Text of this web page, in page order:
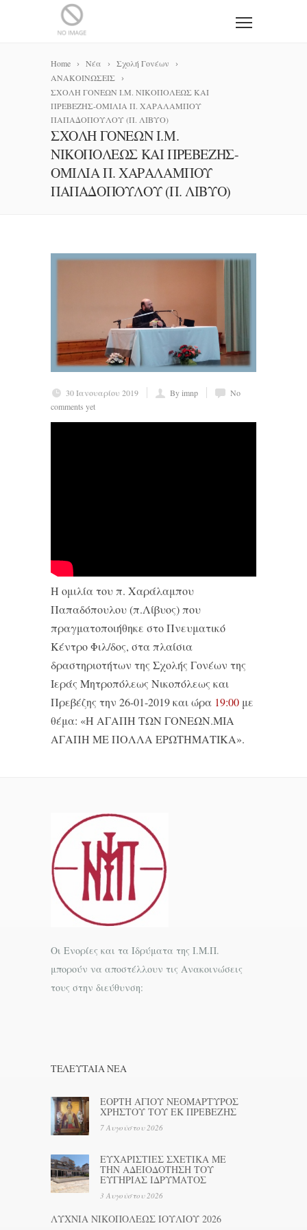
Home Νέα
Σχολή Γονέων
ΑΝΑΚΟΙΝΩΣΕΙΣ
ΣΧΟΛΗ ΓΟΝΕΩΝ Ι.Μ. ΝΙΚΟΠΟΛΕΩΣ ΚΑΙ
ΠΡΕΒΕΖΗΣ-ΟΜΙΛΙΑ Π. ΧΑΡΑΛΑΜΠΟΥ
ΠΑΠΑΔΟΠΟΥΛΟΥ (Π. ΛΙΒΥΟ)
ΣΧΟΛΗ ΓΟΝΕΩΝ Ι.Μ.
ΝΙΚΟΠΟΛΕΩΣ ΚΑΙ ΠΡΕΒΕΖΗΣ-
ΟΜΙΛΙΑ Π. ΧΑΡΑΛΑΜΠΟΥ
ΠΑΠΑΔΟΠΟΥΛΟΥ (Π. ΛΙΒΥΟ)
30 Ιανουαρίου 2019 By imnp
No
comments yet
Η ομιλία του π. Χαράλαμπου
Παπαδόπουλου (π.Λίβυος) που
πραγματοποιήθηκε στο Πνευματικό
Κέντρο Φιλ/δος, στα πλαίσια
δραστηριοτήτων της Σχολής Γονέων της
Ιεράς Μητροπόλεως Νικοπόλεως και
Πρεβέζης την 26-01-2019 και ώρα 19:00 με
θέμα: «Η ΑΓΑΠΗ ΤΩΝ ΓΟΝΕΩΝ.ΜΙΑ
ΑΓΑΠΗ ΜΕ ΠΟΛΛΑ ΕΡΩΤΗΜΑΤΙΚΑ».
Οι Ενορίες και τα Ιδρύματα της Ι.Μ.Π.
μπορούν να αποστέλλουν τις Ανακοινώσεις
τους στην διεύθυνση:
ΤΕΛΕΥΤΑΊΑ ΝΕΑ
ΕΟΡΤΗ ΑΓΙΟΥ ΝΕΟΜΑΡΤΥΡΟΣ
ΧΡΗΣΤΟΥ ΤΟΥ ΕΚ ΠΡΕΒΕΖΗΣ
7 Αυγούστου 2026
ΕΥΧΑΡΙΣΤΙΕΣ ΣΧΕΤΙΚΑ ΜΕ
ΤΗΝ ΑΔΕΙΟΔΟΤΗΣΗ ΤΟΥ
ΕΥΓΗΡΙΑΣ ΙΔΡΥΜΑΤΟΣ
3 Αυγούστου 2026
ΛΥΧΝΙΑ ΝΙΚΟΠΟΛΕΩΣ ΙΟΥΛΙΟΥ 2026